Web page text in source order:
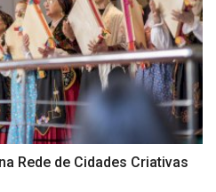
Rede de Cidades Criativas